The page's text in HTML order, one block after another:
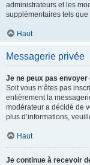
administrateurs et les
supplémentaires tels que
Haut
Messagerie privée
Je ne peux pas
Soit vous n’êtes pas
entièrement la
modérateur a décidé de
plus d’informations,
Haut
Je continue à recevoir